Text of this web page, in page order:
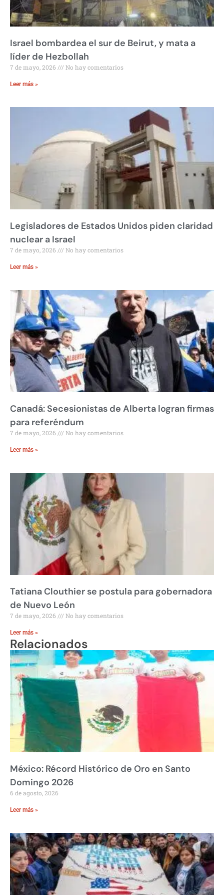
Israel bombardea el sur de Beirut, y mata a
líder de Hezbollah
7 de mayo, 2026 No hay comentarios
Leer más »
Legisladores de Estados Unidos piden claridad
nuclear a Israel
7 de mayo, 2026 No hay comentarios
Leer más »
Canadá: Secesionistas de Alberta logran firmas
para referéndum
7 de mayo, 2026 No hay comentarios
Leer más »
Tatiana Clouthier se postula para gobernadora
de Nuevo León
7 de mayo, 2026 No hay comentarios
Leer más »
Relacionados
México: Récord Histórico de Oro en Santo
Domingo 2026
6 de agosto, 2026
Leer más »